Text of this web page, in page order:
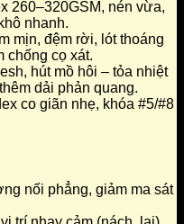
260–320GSM, nén vừa,
nhanh.
mịn, đệm rời, lót thoáng
chống cọ xát.
hút mồ hôi – tỏa nhiệt
dải phản quang.
co giãn nhẹ, khóa #5/#8
nối phẳng, giảm ma sát